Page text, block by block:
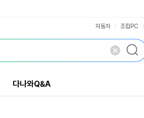
자동차 조립PC
다나와Q&A